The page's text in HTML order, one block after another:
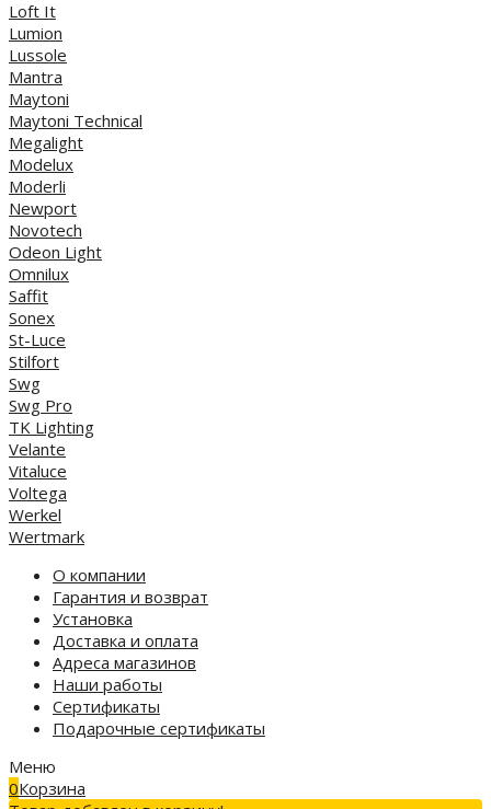
Loft It
Lumion
Lussole
Mantra
Maytoni
Maytoni Technical
Megalight
Modelux
Moderli
Newport
Novotech
Odeon Light
Omnilux
Saffit
Sonex
St-Luce
Stilfort
Swg
Swg Pro
TK Lighting
Velante
Vitaluce
Voltega
Werkel
Wertmark
О компании
Гарантия и возврат
Установка
Доставка и оплата
Адреса магазинов
Наши работы
Сертификаты
Подарочные сертификаты
Меню
0Корзина